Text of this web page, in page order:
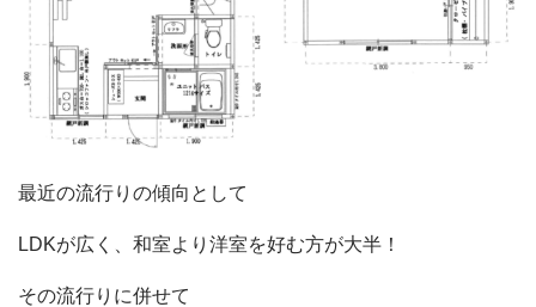
最近の流行りの傾向として
LDKが広く、和室より洋室を好む方が大半！
その流行りに併せて